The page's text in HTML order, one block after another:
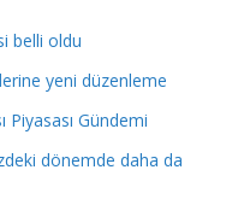
belli oldu
yeni düzenleme
Piyasası Gündemi
dönemde daha da